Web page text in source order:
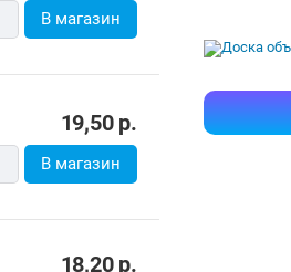
В магазин
19,50р.
В магазин
18,20р.